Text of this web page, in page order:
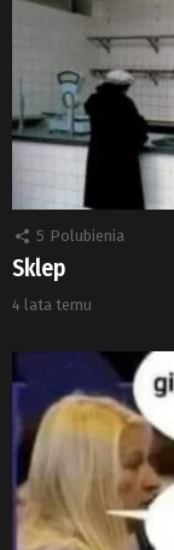
5 Polubienia
Sklep
4 lata temu